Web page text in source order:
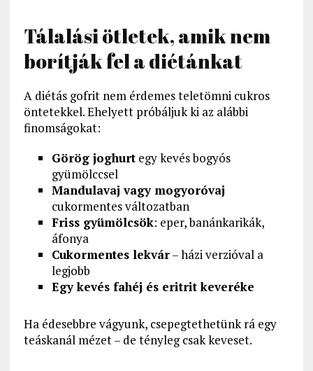
Tálalási ötletek, amik nem
borítják fel a diétánkat
A diétás gofrit nem érdemes teletömni cukros
öntetekkel. Ehelyett próbáljuk ki az alábbi
finomságokat:
Görög joghurtegy kevés bogyós
gyümölccsel
Mandulavaj vagy mogyoróvaj
cukormentes változatban
Friss gyümölcsök: eper, banánkarikák,
áfonya
Cukormentes lekvár– házi verzióval a
legjobb
Egy kevés fahéj és eritrit keveréke
Ha édesebbre vágyunk, csepegtethetünk rá egy
teáskanál mézet – de tényleg csak keveset.